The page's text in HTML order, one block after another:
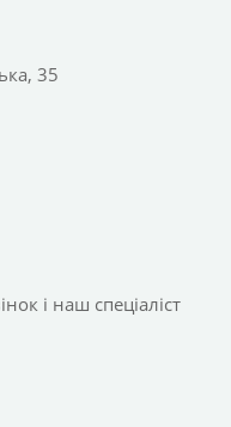
35
і наш спеціаліст